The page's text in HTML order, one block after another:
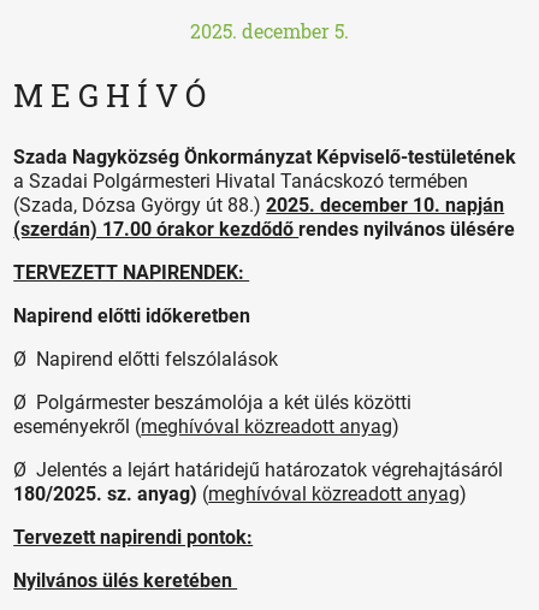
2025. december 5.
M E G H Í V Ó
Szada Nagyközség Önkormányzat Képviselő-testületének
a Szadai Polgármesteri Hivatal Tanácskozó termében
(Szada, Dózsa György út 88.)2025. december 10. napján
(szerdán) 17.00 órakor kezdődőrendes nyilvános ülésére
TERVEZETT NAPIRENDEK:
Napirend előtti időkeretben
Ø Napirend előtti felszólalások
Ø Polgármester beszámolója a két ülés közötti
eseményekről (meghívóval közreadott anyag)
Ø Jelentés a lejárt határidejű határozatok végrehajtásáról
180/2025. sz. anyag) (meghívóval közreadott anyag)
Tervezett napirendi pontok:
Nyilvános ülés keretében